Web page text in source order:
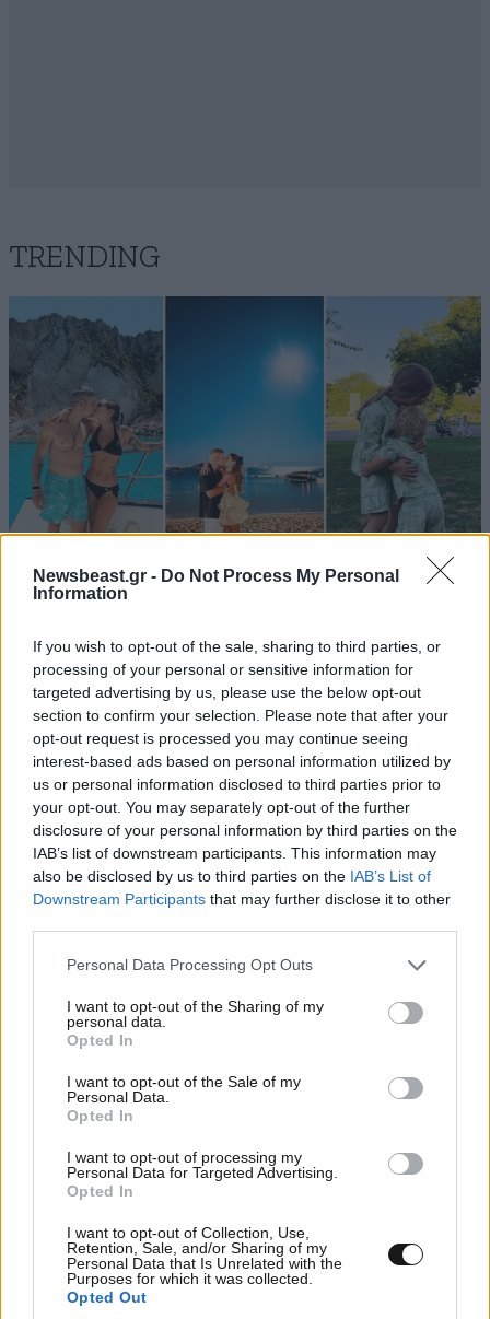
Newsbeast.gr - Do Not Process My Personal
Information
If you wish to opt-out of the sale, sharing to third parties, or
processing of your personal or sensitive information for
targeted advertising by us, please use the below opt-out
section to confirm your selection. Please note that after your
opt-out request is processed you may continue seeing
interest-based ads based on personal information utilized by
us or personal information disclosed to third parties prior to
your opt-out. You may separately opt-out of the further
disclosure of your personal information by third parties on the
IAB’s list of downstream participants. This information may
also be disclosed by us to third parties on the IAB’s List of
Downstream Participants that may further disclose it to other
Please note that this website/app uses one or more Google
not limited to your visit or usage behaviour. You may click to
grant or deny consent to Google and its third-party tags to
use your data for below specified purposes in below Google
consent section.
Personal Data Processing Opt Outs
I want to opt-out of the Sharing of my
personal data.
Opted In
I want to opt-out of the Sale of my
Personal Data.
Opted In
I want to opt-out of processing my
Personal Data for Targeted Advertising.
Opted In
I want to opt-out of Collection, Use,
Retention, Sale, and/or Sharing of my
Personal Data that Is Unrelated with the
Purposes for which it was collected.
Opted Out
TRENDING
Εριέττα Κούρκουλου – Τα 33α γενέθλια και τα
φιλιά με τον Βύρωνα Βασιλειάδη: «Καμία στιγμή
ευτυχίας δεδομένη»